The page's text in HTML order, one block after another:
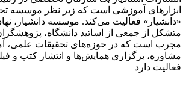
ابزارهای آموزشی است که زیر نظر موسسه
«دانشیار» فعالیت می‌کند. موسسه دانشیار،
متشکل از جمعی از اساتید دانشگاه،
مجرب است که در حوزه‌های تحقیقات
مشاوره، برگزاری همایش‌ها و انتشار کتب و
فعالیت دارد